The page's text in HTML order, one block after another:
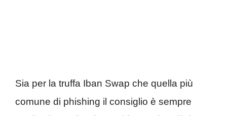
Sia per la truffa Iban Swap che quella più
comune di phishing il consiglio è sempre